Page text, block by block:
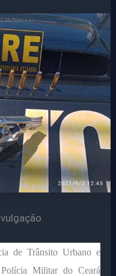
de Trânsito Urbano e
Militar do Ceará